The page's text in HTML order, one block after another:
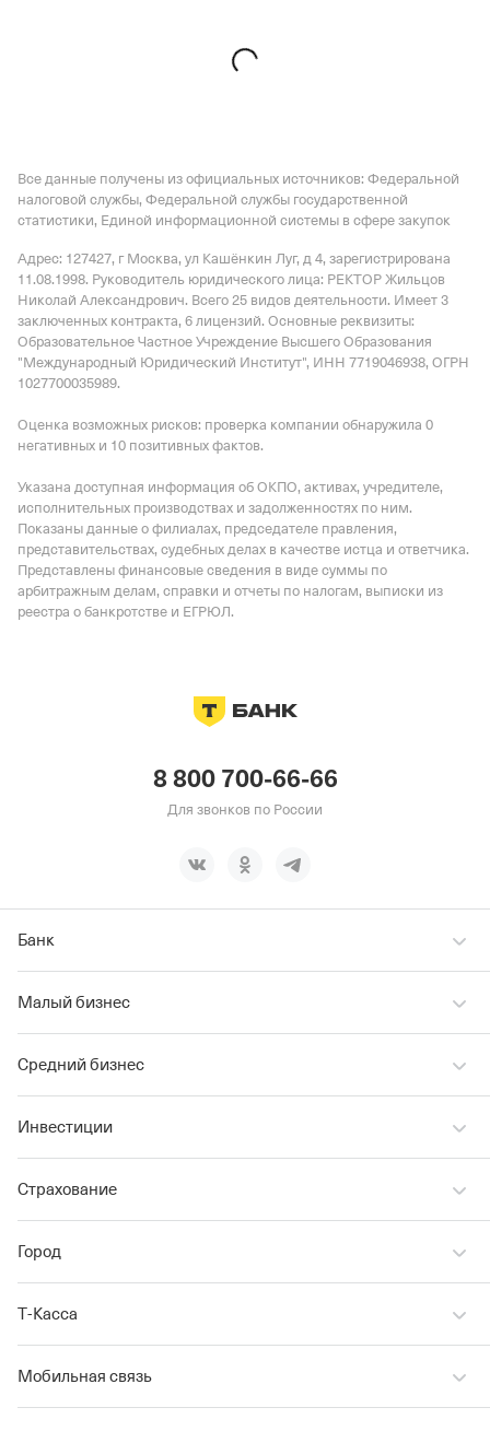
Все данные получены из официальных источников: Федеральной
налоговой службы, Федеральной службы государственной
статистики, Единой информационной системы в сфере закупок
Адрес: 127427, г Москва, ул Кашёнкин Луг, д 4, зарегистрирована
11.08.1998. Руководитель юридического лица: РЕКТОР Жильцов
Николай Александрович. Всего 25 видов деятельности. Имеет 3
заключенных контракта, 6 лицензий. Основные реквизиты:
Образовательное Частное Учреждение Высшего Образования
"Международный Юридический Институт", ИНН 7719046938, ОГРН
1027700035989.
Оценка возможных рисков: проверка компании обнаружила 0
негативных и 10 позитивных фактов.
Указана доступная информация об ОКПО, активах, учредителе,
исполнительных производствах и задолженностях по ним.
Показаны данные о филиалах, председателе правления,
представительствах, судебных делах в качестве истца и ответчика.
Представлены финансовые сведения в виде суммы по
арбитражным делам, справки и отчеты по налогам, выписки из
реестра о банкротстве и ЕГРЮЛ.
8 800 700-66-66
Для звонков по России
Банк
Малый бизнес
Средний бизнес
Инвестиции
Страхование
Город
Т‑Касса
Мобильная связь